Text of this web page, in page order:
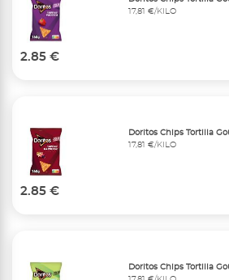
17,81 €/KILO
2.85 €
Doritos Chips Tortilla
17,81 €/KILO
2.85 €
Doritos Chips Tortilla